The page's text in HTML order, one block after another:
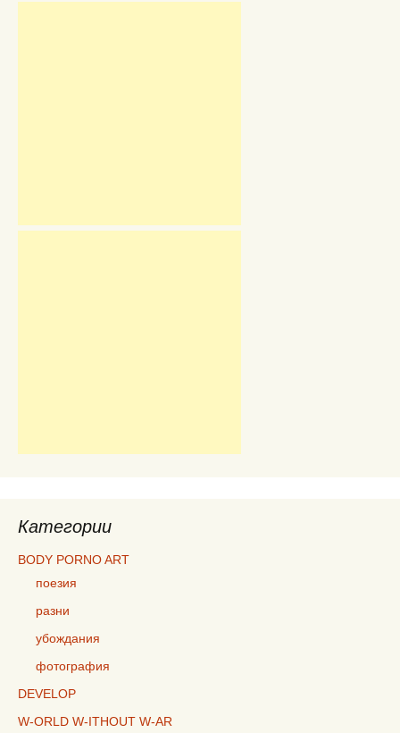
Категории
BODY PORNO ART
поезия
разни
убождания
фотография
DEVELOP
W-ORLD W-ITHOUT W-AR